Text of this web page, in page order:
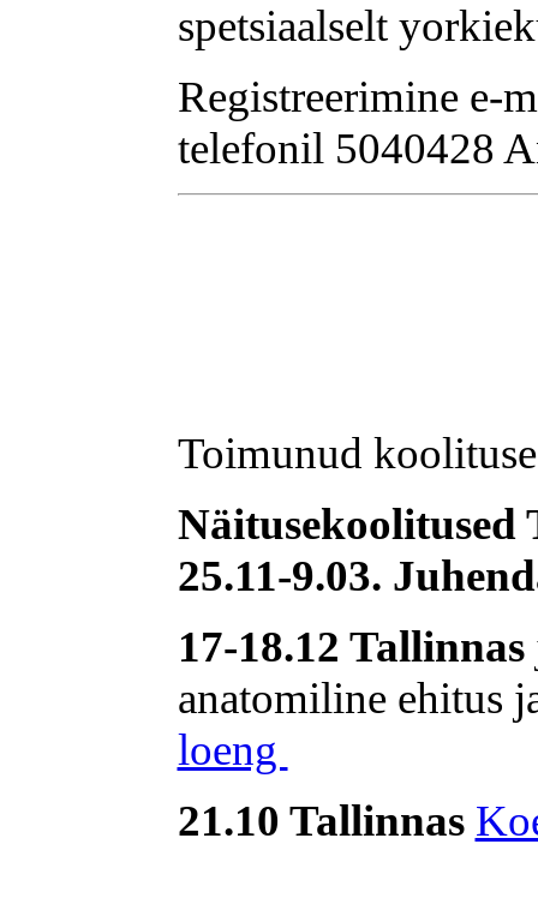
spetsiaalselt
Registreerimine e-
telefonil 5040428
Toimunud
25.11-9.03.
17-18.12 Tallinnas
anatomiline ehitus
loeng
21.10 Tallinnas